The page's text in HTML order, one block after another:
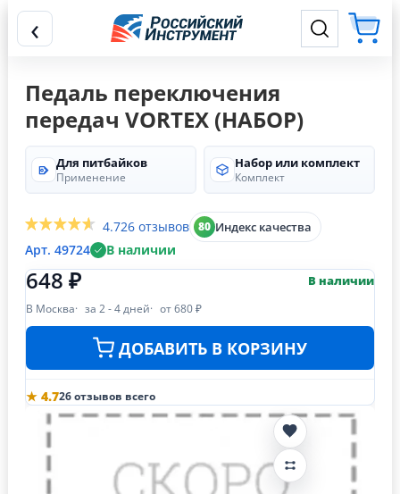
‹
Педаль переключения
передач VORTEX (НАБОР)
Для питбайков
Применение
Набор или комплект
Комплект
4.726 отзывов 80 Индекс качества
Арт. 49724 В наличии
648 ₽ В наличии
В Москва за 2 - 4 дней от 680 ₽
ДОБАВИТЬ В КОРЗИНУ
★ 4.726 отзывов всего